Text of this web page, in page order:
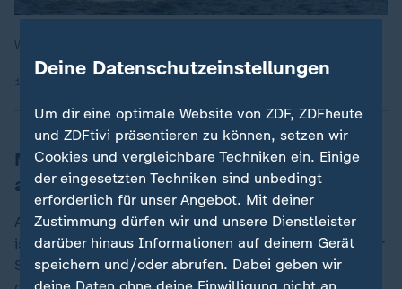
Woran erkenne ich ein barockes Gebäude?
Museumsdirektor kündigt klare Regeln
an
Auf einem Foto der Lokalzeitung "Corriere Fiorentino"
ist ein Riss auf Höhe des Fußes der Figur zu sehen. Der
Schaden sei der Museumsleitung zufolge jedoch
Deine Datenschutzeinstellungen
Um dir eine optimale Website von ZDF, ZDFheute
und ZDFtivi präsentieren zu können, setzen wir
Cookies und vergleichbare Techniken ein. Einige
der eingesetzten Techniken sind unbedingt
erforderlich für unser Angebot. Mit deiner
Zustimmung dürfen wir und unsere Dienstleister
darüber hinaus Informationen auf deinem Gerät
speichern und/oder abrufen. Dabei geben wir